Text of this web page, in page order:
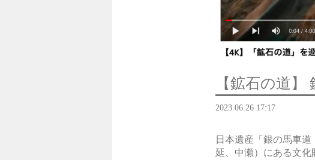
【鉱石の道】
2023.06.26 17:17
日本遺産「銀の馬車
延、中瀬）にある文